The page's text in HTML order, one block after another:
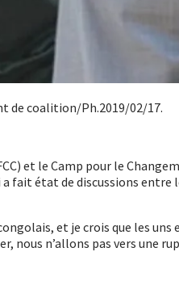
de coalition/Ph.2019/02/17.
et le Camp pour le
fait état de discussions
et je crois que les
nous n’allons pas vers une